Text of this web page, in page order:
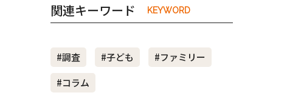
関連キーワード KEYWORD
#調査 #子ども
#ファミリー
#コラム